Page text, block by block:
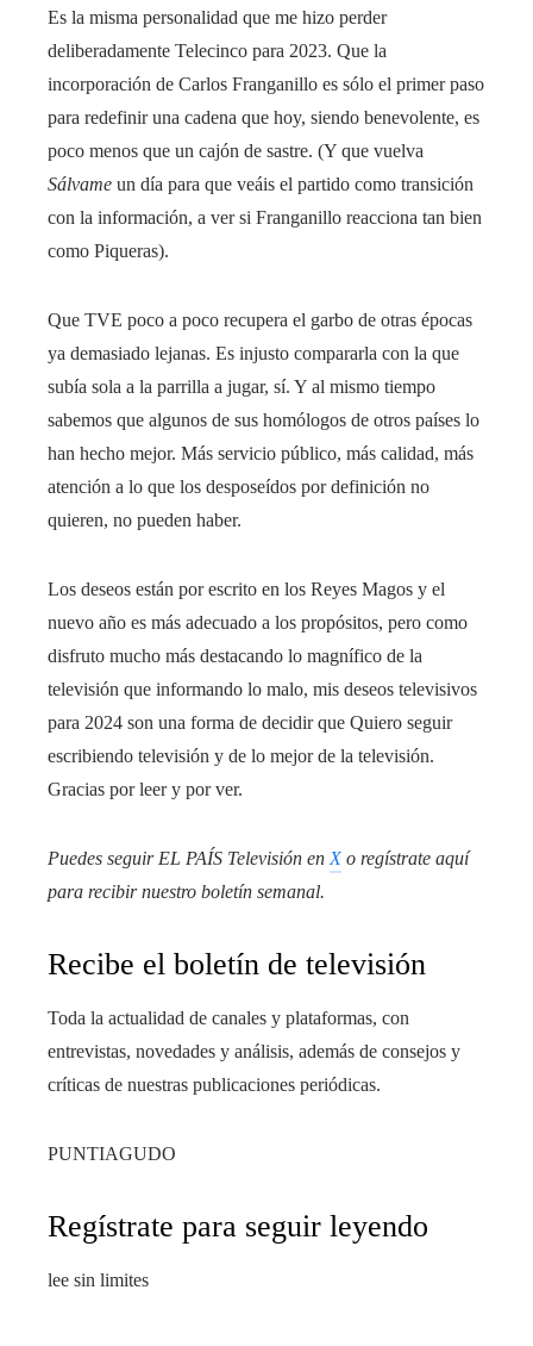
Es la misma personalidad que me hizo perder
deliberadamente Telecinco para 2023. Que la
incorporación de Carlos Franganillo es sólo el primer paso
para redefinir una cadena que hoy, siendo benevolente, es
poco menos que un cajón de sastre. (Y que vuelva
Sálvame un día para que veáis el partido como transición
con la información, a ver si Franganillo reacciona tan bien
como Piqueras).
Que TVE poco a poco recupera el garbo de otras épocas
ya demasiado lejanas. Es injusto compararla con la que
subía sola a la parrilla a jugar, sí. Y al mismo tiempo
sabemos que algunos de sus homólogos de otros países lo
han hecho mejor. Más servicio público, más calidad, más
atención a lo que los desposeídos por definición no
quieren, no pueden haber.
Los deseos están por escrito en los Reyes Magos y el
nuevo año es más adecuado a los propósitos, pero como
disfruto mucho más destacando lo magnífico de la
televisión que informando lo malo, mis deseos televisivos
para 2024 son una forma de decidir que Quiero seguir
escribiendo televisión y de lo mejor de la televisión.
Gracias por leer y por ver.
Puedes seguir EL PAÍS Televisión en Xo regístrate aquí
para recibirnuestro boletín semanal.
Recibe el boletín de televisión
Toda la actualidad de canales y plataformas, con
entrevistas, novedades y análisis, además de consejos y
críticas de nuestras publicaciones periódicas.
PUNTIAGUDO
Regístrate para seguir leyendo
lee sin limites